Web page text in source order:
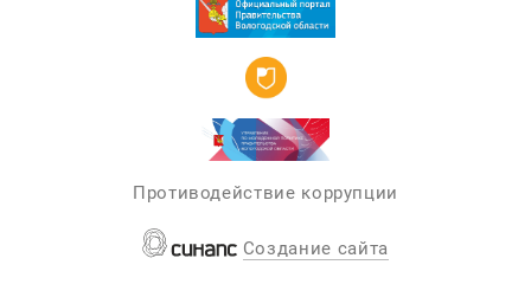
Противодействие коррупции
Создание сайта